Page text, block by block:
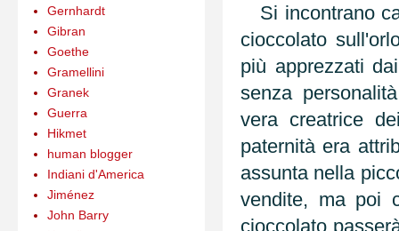
Si incontrano
cioccolato
più apprezzati
senza
vera creatrice
paternità era
assunta nella
vendite, ma poi
cioccolato
Gernhardt
Gibran
Goethe
Gramellini
Granek
Guerra
Hikmet
human blogger
Indiani d'America
Jiménez
John Barry